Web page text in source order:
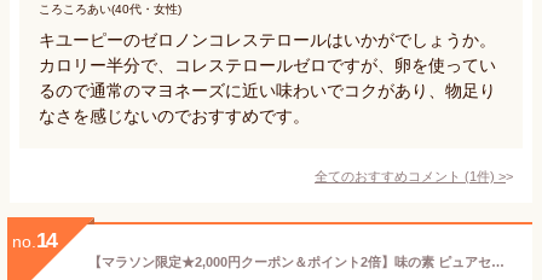
ころころあい(40代・女性)
キユーピーのゼロノンコレステロールはいかがでしょうか。
カロリー半分で、コレステロールゼロですが、卵を使ってい
るので通常のマヨネーズに近い味わいでコクがあり、物足り
なさを感じないのでおすすめです。
全てのおすすめコメント (1件) >
no. 14
【マラソン限定★2,000円クーポン＆ポイント2倍】味の素 ピュアセレクト コクうま65%カロリーカット 360g マヨネーズ ソース たれ 調味料 油 食品